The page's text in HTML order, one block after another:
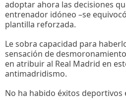
adoptar ahora las decisiones
entrenador idóneo –se
plantilla reforzada.
Le sobra capacidad para
sensación de
en atribuir al Real Madrid en
antimadridismo.
No ha habido éxitos deportivos